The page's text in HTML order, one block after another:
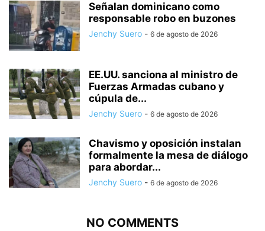
Señalan dominicano como
responsable robo en buzones
Jenchy Suero - 6 de agosto de 2026
EE.UU. sanciona al ministro de
Fuerzas Armadas cubano y
cúpula de...
Jenchy Suero - 6 de agosto de 2026
Chavismo y oposición instalan
formalmente la mesa de diálogo
para abordar...
Jenchy Suero - 6 de agosto de 2026
NO COMMENTS